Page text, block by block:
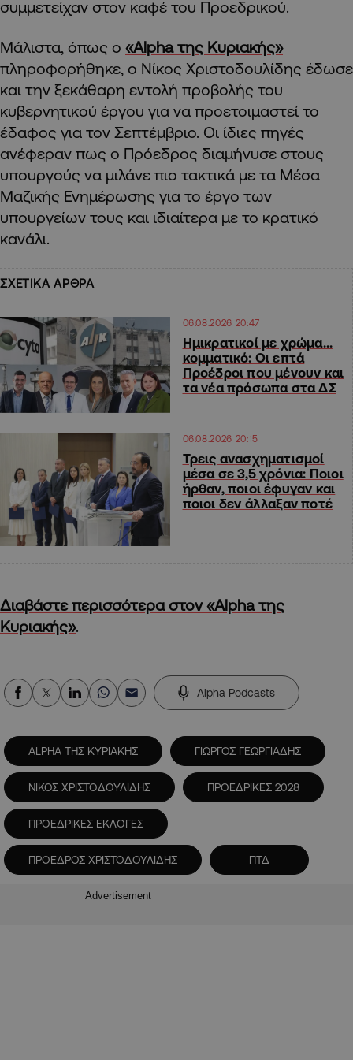
συμμετείχαν στον καφέ του Προεδρικού.
Μάλιστα, όπως ο «Alpha της Κυριακής»
πληροφορήθηκε, ο Νίκος Χριστοδουλίδης έδωσε
και την ξεκάθαρη εντολή προβολής του
κυβερνητικού έργου για να προετοιμαστεί το
έδαφος για τον Σεπτέμβριο. Οι ίδιες πηγές
ανέφεραν πως ο Πρόεδρος διαμήνυσε στους
υπουργούς να μιλάνε πιο τακτικά με τα Μέσα
Μαζικής Ενημέρωσης για το έργο των
υπουργείων τους και ιδιαίτερα με το κρατικό
κανάλι.
ΣΧΕΤΙΚΑ ΑΡΘΡΑ
06.08.2026 20:47
Ημικρατικοί με χρώμα…
κομματικό: Οι επτά
Προέδροι που μένουν και
τα νέα πρόσωπα στα ΔΣ
06.08.2026 20:15
Τρεις ανασχηματισμοί
μέσα σε 3,5 χρόνια: Ποιοι
ήρθαν, ποιοι έφυγαν και
ποιοι δεν άλλαξαν ποτέ
Διαβάστε περισσότερα στον «Alpha της
Κυριακής».
Alpha Podcasts
ALPHA ΤΗΣ ΚΥΡΙΑΚΗΣ ΓΙΩΡΓΟΣ ΓΕΩΡΓΙΑΔΗΣ
ΝΙΚΟΣ ΧΡΙΣΤΟΔΟΥΛΙΔΗΣ ΠΡΟΕΔΡΙΚΕΣ 2028
ΠΡΟΕΔΡΙΚΕΣ ΕΚΛΟΓΕΣ
ΠΡΟΕΔΡΟΣ ΧΡΙΣΤΟΔΟΥΛΙΔΗΣ ΠΤΔ
Advertisement